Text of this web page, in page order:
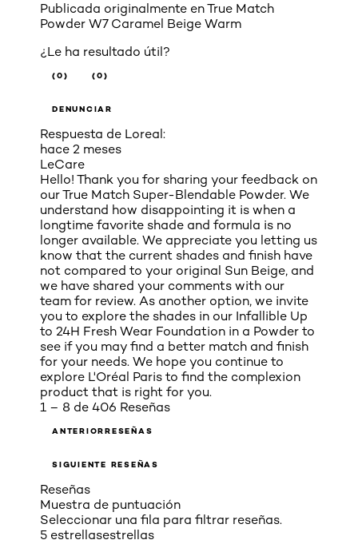
Publicada originalmente enTrue Match
Powder W7 Caramel Beige Warm
¿Le ha resultado útil?
(0) (0)
DENUNCIAR
Respuesta de Loreal:
hace 2 meses
LeCare
Hello! Thank you for sharing your feedback on
our True Match Super-Blendable Powder. We
understand how disappointing it is when a
longtime favorite shade and formula is no
longer available. We appreciate you letting us
know that the current shades and finish have
not compared to your original Sun Beige, and
we have shared your comments with our
team for review. As another option, we invite
you to explore the shades in our Infallible Up
to 24H Fresh Wear Foundation in a Powder to
see if you may find a better match and finish
for your needs. We hope you continue to
explore L'Oréal Paris to find the complexion
product that is right for you.
1 – 8 de 406 Reseñas
ANTERIORRESEÑAS
SIGUIENTE RESEÑAS
Reseñas
Muestra de puntuación
Seleccionar una fila para filtrar reseñas.
5 estrellasestrellas